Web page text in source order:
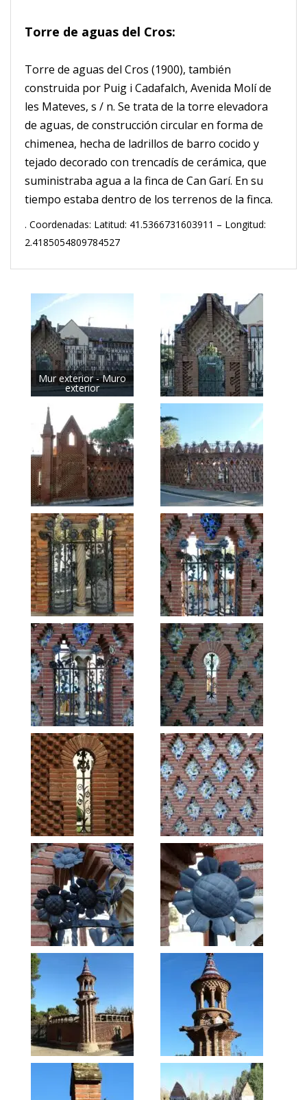
Torre de aguas del Cros:
Torre de aguas del Cros (1900), también
construida por Puig i Cadafalch, Avenida Molí de
les Mateves, s / n. Se trata de la torre elevadora
de aguas, de construcción circular en forma de
chimenea, hecha de ladrillos de barro cocido y
tejado decorado con trencadís de cerámica, que
suministraba agua a la finca de Can Garí. En su
tiempo estaba dentro de los terrenos de la finca.
. Coordenadas: Latitud: 41.5366731603911 – Longitud:
2.4185054809784527
Mur exterior - Muro
exterior